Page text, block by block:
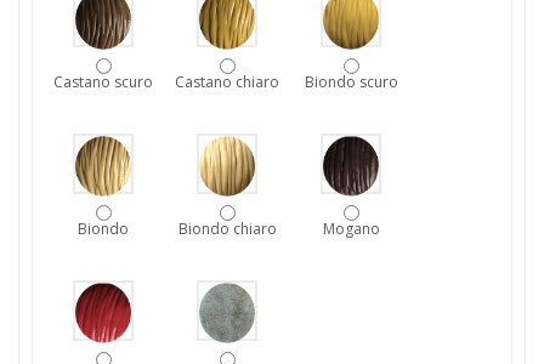
Castano scuro Castano chiaro Biondo scuro
Biondo Biondo chiaro Mogano